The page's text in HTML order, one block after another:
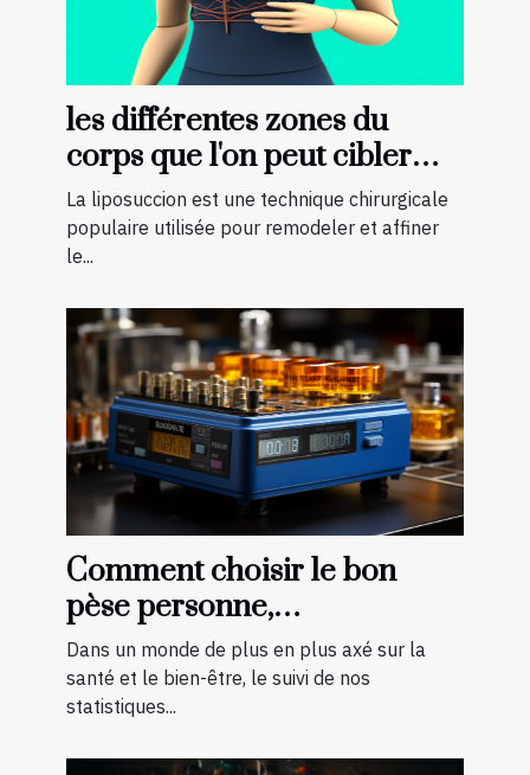
les différentes zones du
corps que l'on peut cibler
avec la liposuccion en
Tunisie
La liposuccion est une technique chirurgicale
populaire utilisée pour remodeler et affiner
le...
Comment choisir le bon
pèse personne,
impédancemètre et balance
pour vos besoins
Dans un monde de plus en plus axé sur la
santé et le bien-être, le suivi de nos
statistiques...